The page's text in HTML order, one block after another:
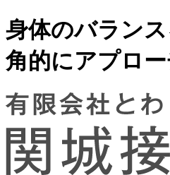
身体のバラン
角的にアプロー